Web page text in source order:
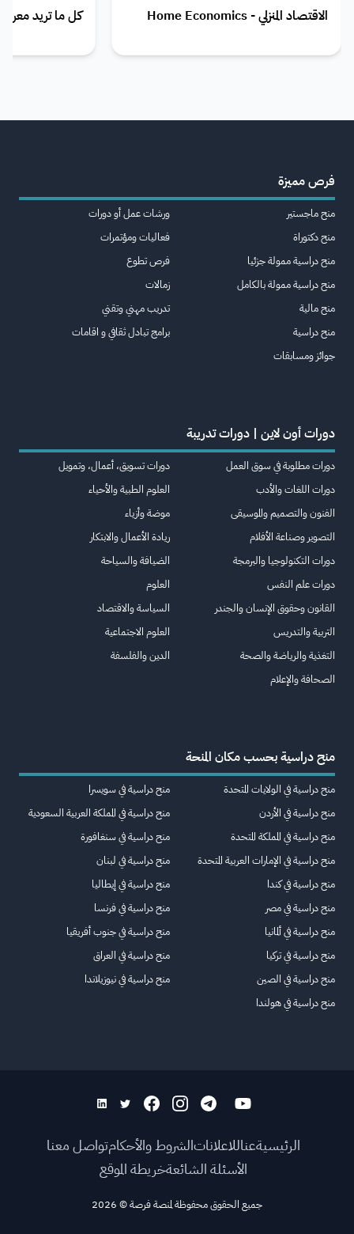
الاقتصاد المنزلي - Home Economics كل ما تريد
فرص مميزة
منح ماجستير
منح دكتوراة
منح دراسية ممولة جزئيا
منح دراسية ممولة بالكامل
منح مالية
منح دراسية
جوائز ومسابقات
ورشات عمل أو دورات
فعاليات ومؤتمرات
فرص تطوع
زمالات
تدريب مهني وتقني
برامج تبادل ثقافي و اقامات
دورات أون لاين | دورات تدريبة
دورات مطلوبة في سوق العمل
دورات اللغات والأدب
الفنون والتصميم والموسيقى
التصوير وصناعة الأفلام
دورات التكنولوجيا والبرمجة
دورات علم النفس
القانون وحقوق الإنسان والجندر
التربية والتدريس
التغذية والرياضة والصحة
الصحافة والإعلام
دورات تسويق، أعمال، وتمويل
العلوم الطبية والأحياء
موضة وأزياء
ريادة الأعمال والابتكار
الضيافة والسياحة
العلوم
السياسة والاقتصاد
العلوم الاجتماعية
الدين والفلسفة
منح دراسية بحسب مكان المنحة
منح دراسية في الولايات المتحدة
منح دراسية في الأردن
منح دراسية في المملكة المتحدة
منح دراسية في الإمارات العربية المتحدة
منح دراسية في كندا
منح دراسية في مصر
منح دراسية في ألمانيا
منح دراسية في تركيا
منح دراسية في الصين
منح دراسية في هولندا
منح دراسية في سويسرا
منح دراسية في المملكة العربية السعودية
منح دراسية في سنغافورة
منح دراسية في لبنان
منح دراسية في إيطاليا
منح دراسية في فرنسا
منح دراسية في جنوب أفريقيا
منح دراسية في العراق
منح دراسية في نيوزيلاندا
الرئيسيةعناللاعلاناتالشروط والأحكامتواصل معنا
الأسئلة الشائعةخريطة الموقع
جميع الحقوق محفوظة لمنصة فرصة©
2026